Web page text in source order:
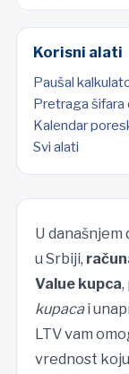
U
u Srbiji,
Value kupca,
kupacai
LTV vam
vrednost
Korisni alati
Paušal
Pretraga šifara
Kalendar
Svi alati